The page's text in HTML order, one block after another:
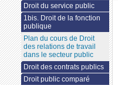
Droit du service public
1bis. Droit de la fonction
publique
Plan du cours de Droit
des relations de travail
dans le secteur public
Droit des contrats publics
Droit public comparé